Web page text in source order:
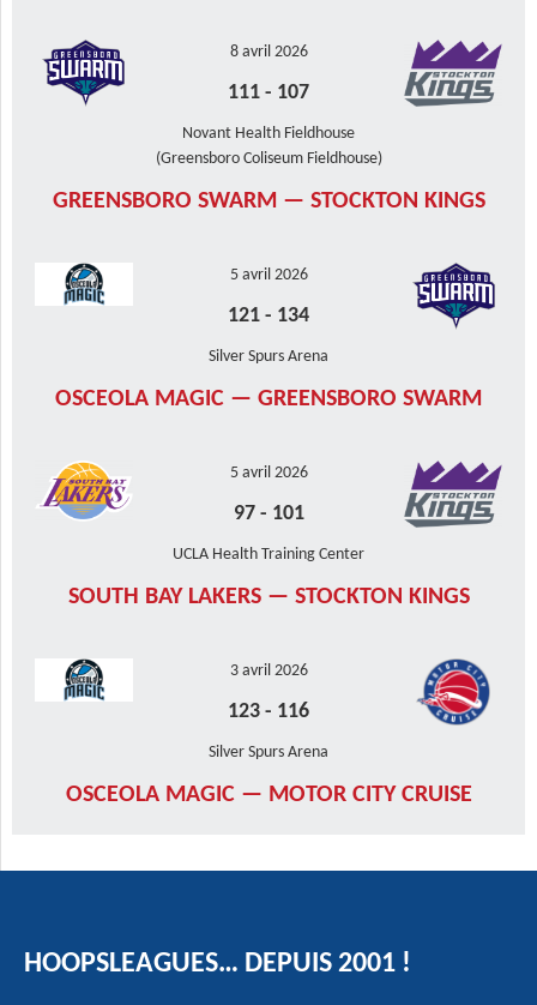
8 avril 2026
111 - 107
Novant Health Fieldhouse
(Greensboro Coliseum Fieldhouse)
GREENSBORO SWARM — STOCKTON KINGS
5 avril 2026
121 - 134
Silver Spurs Arena
OSCEOLA MAGIC — GREENSBORO SWARM
5 avril 2026
97- 101
UCLA Health Training Center
SOUTH BAY LAKERS — STOCKTON KINGS
3 avril 2026
123 - 116
Silver Spurs Arena
OSCEOLA MAGIC — MOTOR CITY CRUISE
HOOPSLEAGUES… DEPUIS 2001 !